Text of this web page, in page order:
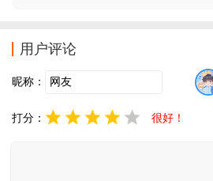
用户评论
昵称：
打分： 很好！